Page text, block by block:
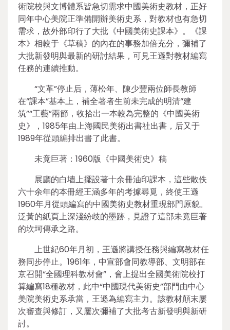
術院校與文博體系皆急切需求中國美術史教材，正好
同年中心美院正準備開辦美術史系，對教材也有急切
需求，故外部印行了大批《中國美術史課本》。《課
本》相較于《草稿》的內在的事務加倍充分，彌補了
大批新發明與最新的研討結果，可見王遜對教材編寫
任務的連續推動。
“文革”停止后，薄松年、陳少豐兩位師長教師
在“課本”基本上，補全著者生前未完成的明清“建
筑”“工藝”兩節，收拾出一本較為完整的《中國美術
史》，1985年由上海國民美術出書社出書，后又于
1989年從頭編排出書了此書。
未竟巨著：1960版《中國美術史》稿
展廳的白墻上擺設著十余冊油印課本，這些散佚
六十余年的本冊經王涵多年的考據尋覓，終使王遜
1960年月從頭編寫的中國美術史教材重現部門原貌。
泛黃的紙頁上深淺紛歧的墨跡，見證了這部未竟巨著
的坎坷傳承之路。
上世紀60年月初，王遜將講授任務與編寫教材任
務同步停止。1961年，中宣部會同教導部、文明部在
京召開“全國理科教材會”，會上提出全國美術院校打
算編寫18種教材，此中“中國現代美術史”部門由中心
美院美術史系承當，王遜為編寫主力。該教材顛末屢
次審查與修訂，又屢次彌補了大批考古新發明與新研
討。